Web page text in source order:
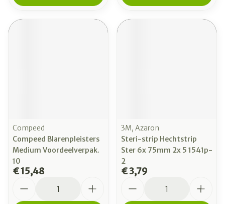
Compeed
Compeed Blarenpleisters
Medium Voordeelverpak.
10
€ 15,48
3M, Azaron
Steri-strip Hechtstrip
Ster 6x 75mm 2x 5 1541p-
2
€ 3,79